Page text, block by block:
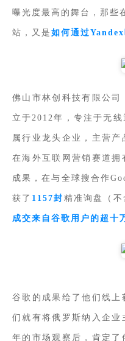
曝光度最高的舞台，那些
站，又是 如何通过
佛山市林创科技有限公司
立于2012年，专注于无
属行业龙头企业，主营产
在海外互联网营销赛道拥
成果，在与全球搜合作
获了 1157封 精准询盘（不
成交来自谷歌用户的超十
谷歌的成果给了他们线
们就有将俄罗斯纳入企
年的市场观察后，肯定